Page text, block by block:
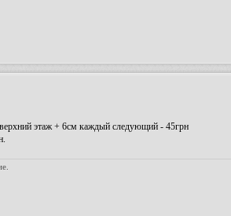
этаж + 6см каждый следующий - 45грн